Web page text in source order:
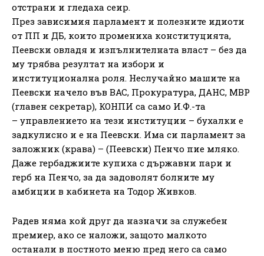
отстрани и гледаха сеир.
През зависимия парламент и полезните идиоти
от ПП и ДБ, които промениха конституцията,
Пеевски овладя и изпълнителната власт – без да
му трябва резултат на избори и
институционална роля. Неслучайно машите на
Пеевски начело във ВАС, Прокуратура, ДАНС, МВР
(главен секретар), КОНПИ са само И.Ф.-та
– управлението на тези институции – бухалки е
задкулисно и е на Пеевски. Има си парламент за
заложник (крава) – (Пеевски) Пенчо пие мляко.
Даже гербаджиите купиха с държавни пари и
герб на Пенчо, за да задоволят болните му
амбиции в кабинета на Тодор Живков.
Радев няма кой друг да назначи за служебен
премиер, ако се наложи, защото малкото
останали в постното меню пред него са само